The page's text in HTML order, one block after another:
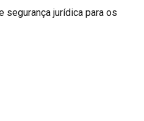
segurança jurídica para os